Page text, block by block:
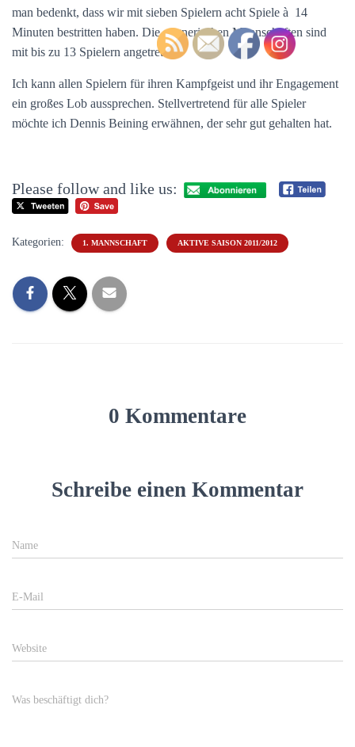
man bedenkt, dass wir mit sieben Spielern acht Spiele à 14
Minuten bestritten haben. Die gegnerischen Mannschaften sind
mit bis zu 13 Spielern angetreten.
Ich kann allen Spielern für ihren Kampfgeist und ihr Engagement
ein großes Lob aussprechen. Stellvertretend für alle Spieler
möchte ich Dennis Beining erwähnen, der sehr gut gehalten hat.
Please follow and like us:
Kategorien: 1. MANNSCHAFT AKTIVE SAISON 2011/2012
0 Kommentare
Schreibe einen Kommentar
Name
E-Mail
Website
Was beschäftigt dich?